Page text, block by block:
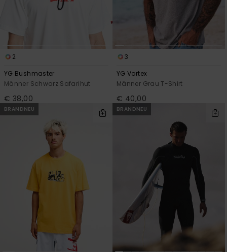
2
YG Bushmaster
Männer Schwarz Safarihut
€ 38,00
3
YG Vortex
Männer Grau T-Shirt
€ 40,00
BRANDNEU BRANDNEU